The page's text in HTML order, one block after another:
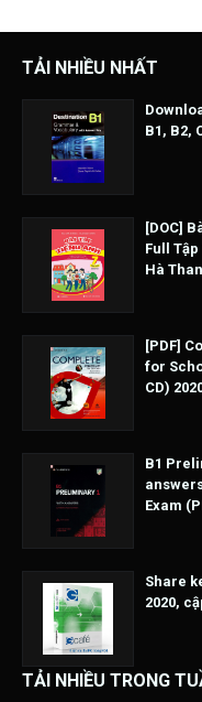
TẢI NHIỀU NHẤT
B1, B2,
[DOC]
Full
Hà
[PDF]
for
CD)
B1
Exam
Share
2020,
TẢI NHIỀU TRONG